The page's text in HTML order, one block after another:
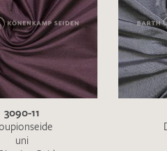
Leider ist das
schreiben Sie
Wir arbeiten
3090-11
uni